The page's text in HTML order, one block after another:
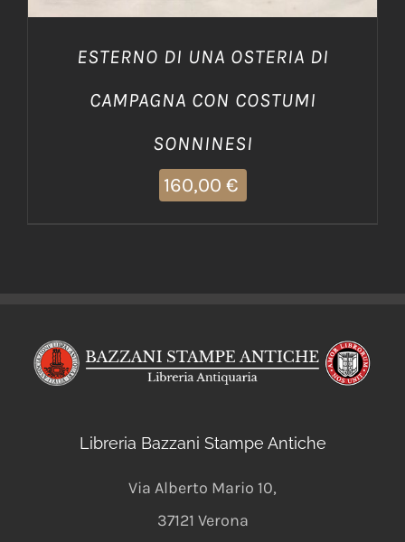
ESTERNO DI UNA OSTERIA DI
CAMPAGNA CON COSTUMI
SONNINESI
160,00 €
Libreria Bazzani Stampe Antiche
Via Alberto Mario 10,
37121 Verona